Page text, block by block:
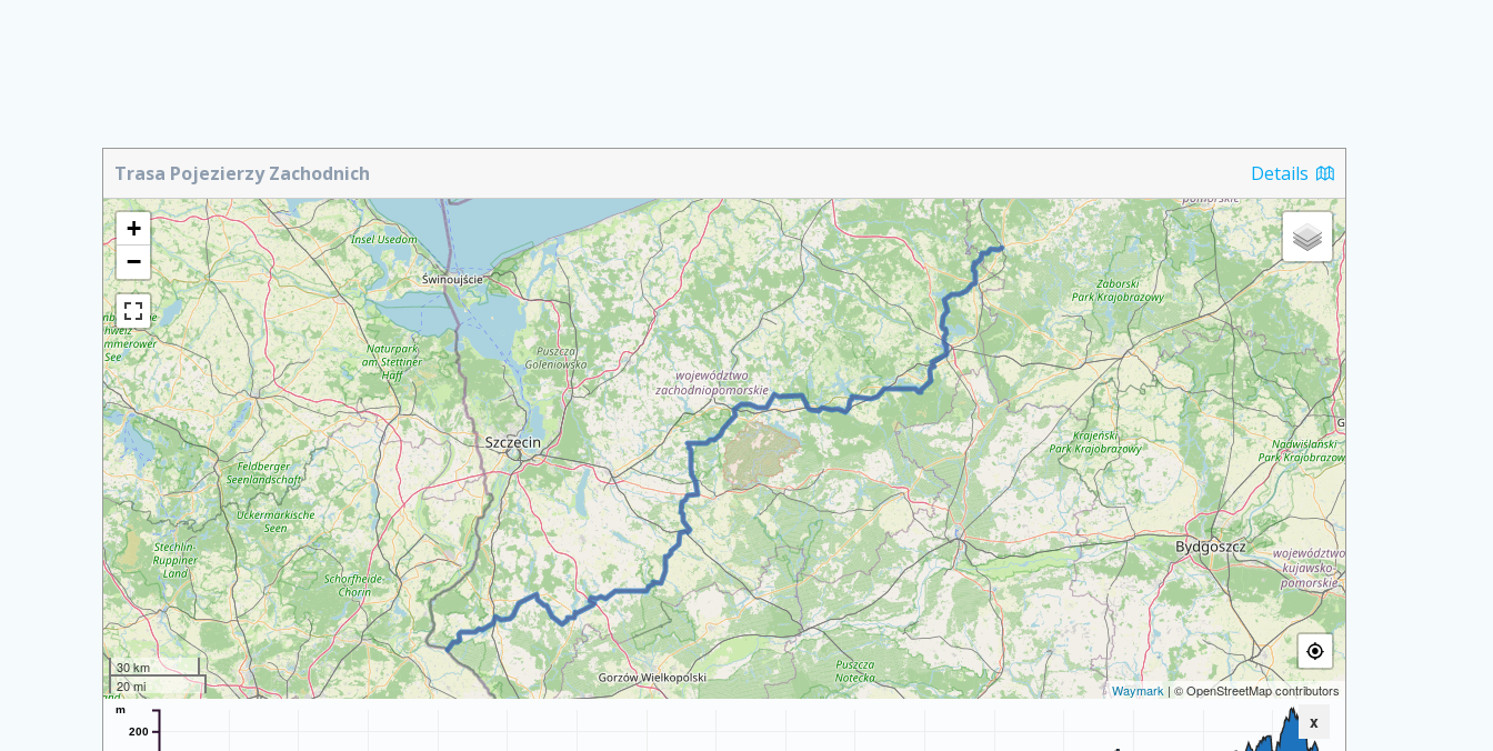
Details
Trasa Pojezierzy Zachodnich
+
−
30 km
20 mi
Waymark | © OpenStreetMap contributors
x
200
m